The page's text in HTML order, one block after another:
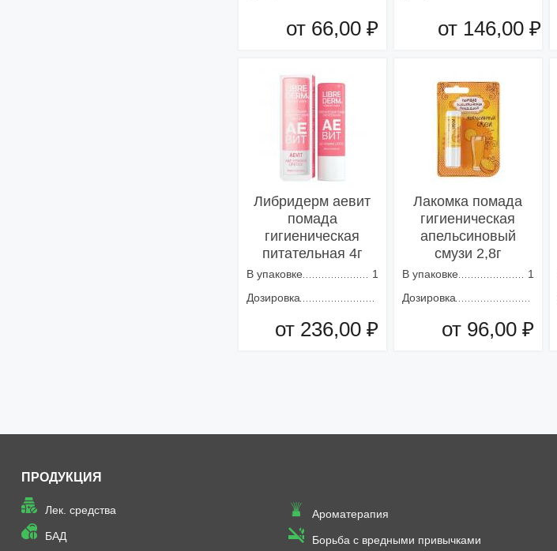
от 66,00 ₽ от 146,00 ₽
Либридерм аевит
помада
гигиеническая
питательная 4г
В упаковке
1
Дозировка
от 236,00 ₽
Лакомка помада
гигиеническая
апельсиновый
смузи 2,8г
В упаковке
1
Дозировка
от 96,00 ₽
ПРОДУКЦИЯ
Лек. средства
БАД
Ароматерапия
Борьба с вредными привычками